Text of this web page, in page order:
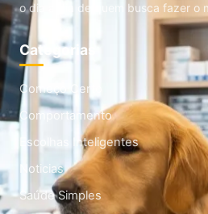
o dia a dia de quem busca fazer o
Categorias
Começo Certo
Comportamento
Escolhas Inteligentes
Noticias
Saúde Simples